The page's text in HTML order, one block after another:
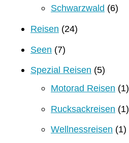
Schwarzwald (6)
Reisen (24)
Seen (7)
Spezial Reisen (5)
Motorad Reisen (1)
Rucksackreisen (1)
Wellnessreisen (1)